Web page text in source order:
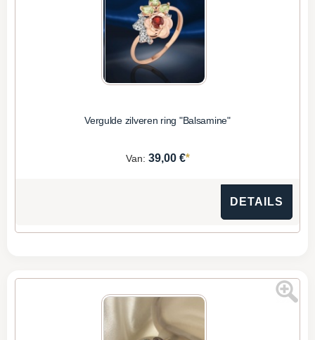
Vergulde zilveren ring "Balsamine"
Van: 39,00 €*
DETAILS